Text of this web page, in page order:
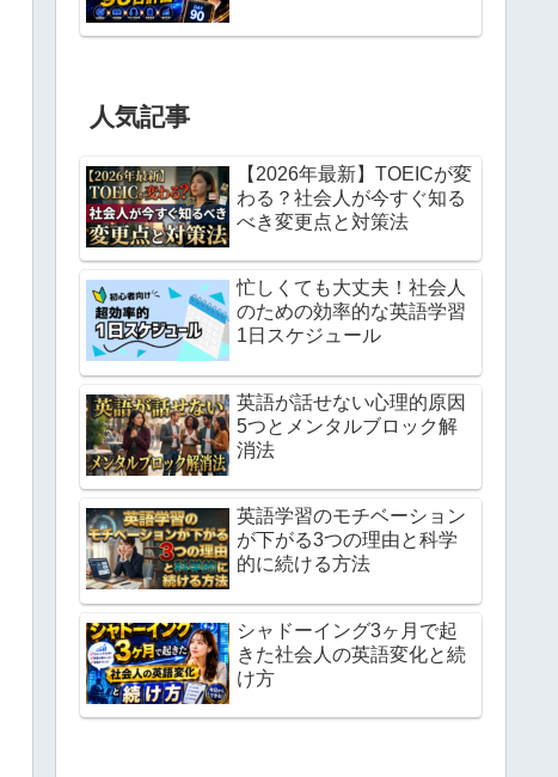
人気記事
【2026年最新】TOEICが変
わる？社会人が今すぐ知る
べき変更点と対策法
忙しくても大丈夫！社会人
のための効率的な英語学習
1日スケジュール
英語が話せない心理的原因
5つとメンタルブロック解
消法
英語学習のモチベーション
が下がる3つの理由と科学
的に続ける方法
シャドーイング3ヶ月で起
きた社会人の英語変化と続
け方